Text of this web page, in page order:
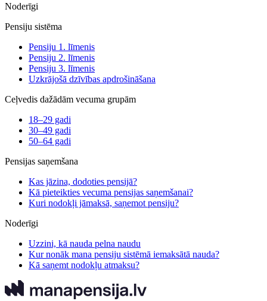
Noderīgi
Pensiju sistēma
Pensiju 1. līmenis
Pensiju 2. līmenis
Pensiju 3. līmenis
Uzkrājošā dzīvības apdrošināšana
Ceļvedis dažādām vecuma grupām
18–29 gadi
30–49 gadi
50–64 gadi
Pensijas saņemšana
Kas jāzina, dodoties pensijā?
Kā pieteikties vecuma pensijas saņemšanai?
Kuri nodokļi jāmaksā, saņemot pensiju?
Noderīgi
Uzzini, kā nauda pelna naudu
Kur nonāk mana pensiju sistēmā iemaksātā nauda?
Kā saņemt nodokļu atmaksu?